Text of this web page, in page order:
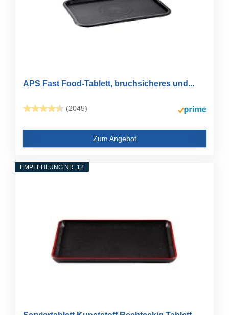
APS Fast Food-Tablett, bruchsicheres und...
(2045)
Zum Angebot
EMPFEHLUNG NR. 12